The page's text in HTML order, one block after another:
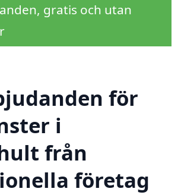
gratis och utan
för
i
från
företag